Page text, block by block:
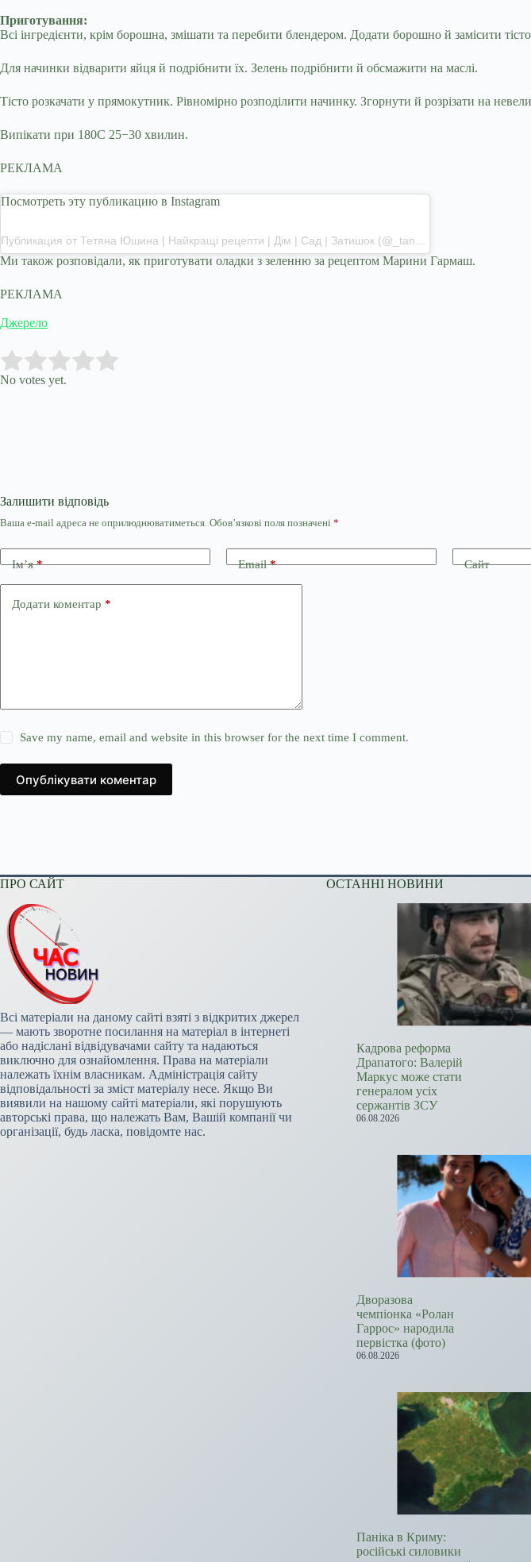
Приготування:
Всі інгредієнти, крім борошна, змішати та перебити блендером. Додати борошно й замісити
Для начинки відварити яйця й подрібнити їх. Зелень подрібнити й обсмажити на маслі.
Тісто розкачати у прямокутник. Рівномірно розподілити начинку. Згорнути й розрізати на
Випікати при 180С 25−30 хвилин.
РЕКЛАМА
Посмотреть эту публикацию в Instagram
Ми також розповідали, як приготувати оладки з зеленню за рецептом Марини Гармаш.
РЕКЛАМА
Джерело
Rate this item:
No votes yet.
Залишити відповідь
Ваша e-mail адреса не оприлюднюватиметься. Обов’язкові поля позначені *
Ім’я* Email* Сайт
Додати коментар *
Save my name, email and website in this browser for the next time I comment.
Опублікувати коментар
ПРО САЙТ
Всі матеріали на даному сайті взяті з відкритих джерел
— мають зворотне посилання на матеріал в інтернеті
або надіслані відвідувачами сайту та надаються
виключно для ознайомлення. Права на матеріали
належать їхнім власникам. Адміністрація сайту
відповідальності за зміст матеріалу несе. Якщо Ви
виявили на нашому сайті матеріали, які порушують
авторські права, що належать Вам, Вашій компанії чи
організації, будь ласка, повідомте нас.
ОСТАННІ НОВИНИ
Кадрова реформа
Драпатого: Валерій
Маркус може стати
генералом усіх
сержантів ЗСУ
06.08.2026
Дворазова
чемпіонка «Ролан
Гаррос» народила
первістка (фото)
06.08.2026
Паніка в Криму:
російські силовики